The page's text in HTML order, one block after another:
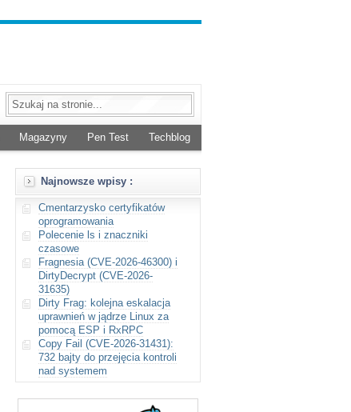
Magazyny Pen Test Techblog
Najnowsze wpisy :
Cmentarzysko certyfikatów
oprogramowania
Polecenie ls i znaczniki
czasowe
Fragnesia (CVE-2026-46300) i
DirtyDecrypt (CVE-2026-
31635)
Dirty Frag: kolejna eskalacja
uprawnień w jądrze Linux za
pomocą ESP i RxRPC
Copy Fail (CVE-2026-31431):
732 bajty do przejęcia kontroli
nad systemem